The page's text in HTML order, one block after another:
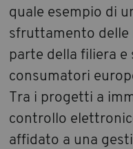
quale esempio di
sfruttamento delle
parte della filiera
consumatori
Tra i progetti a
controllo
affidato a una